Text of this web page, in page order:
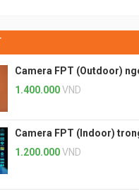
Camera FPT (Outdoor)
1.400.000VND
Camera FPT (Indoor)
1.200.000VND